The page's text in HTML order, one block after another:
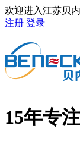
欢迎进入江苏贝
注册 登录
15年专